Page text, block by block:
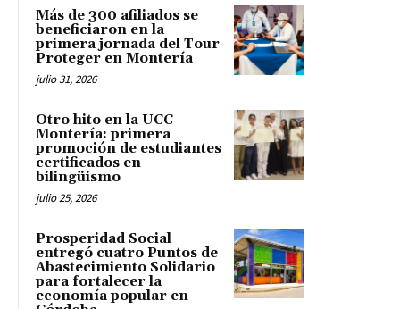
Más de 300 afiliados se
beneficiaron en la
primera jornada del Tour
Proteger en Montería
julio 31, 2026
Otro hito en la UCC
Montería: primera
promoción de estudiantes
certificados en
bilingüismo
julio 25, 2026
Prosperidad Social
entregó cuatro Puntos de
Abastecimiento Solidario
para fortalecer la
economía popular en